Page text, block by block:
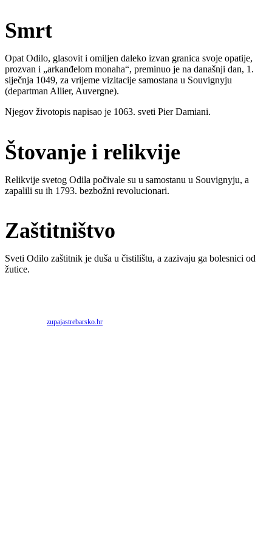
Smrt
Opat Odilo, glasovit i omiljen daleko izvan granica svoje opatije,
prozvan i „arkanđelom monaha“, preminuo je na današnji dan, 1.
siječnja 1049, za vrijeme vizitacije samostana u Souvignyju
(departman Allier, Auvergne).
Njegov životopis napisao je 1063. sveti Pier Damiani.
Štovanje i relikvije
Relikvije svetog Odila počivale su u samostanu u Souvignyju, a
zapalili su ih 1793. bezbožni revolucionari.
Zaštitništvo
Sveti Odilo zaštitnik je duša u čistilištu, a zazivaju ga bolesnici od
žutice.
Izvor:zupajastrebarsko.hr